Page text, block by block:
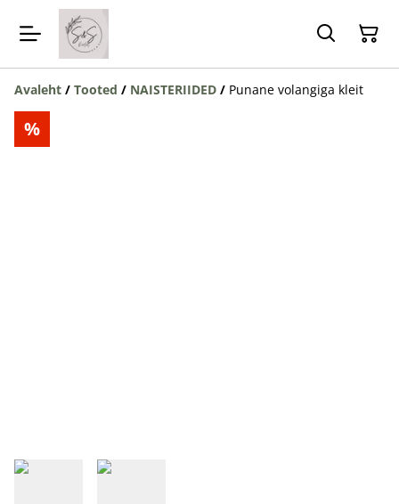
Avaleht / Tooted / NAISTERIIDED / Punane volangiga kleit
%